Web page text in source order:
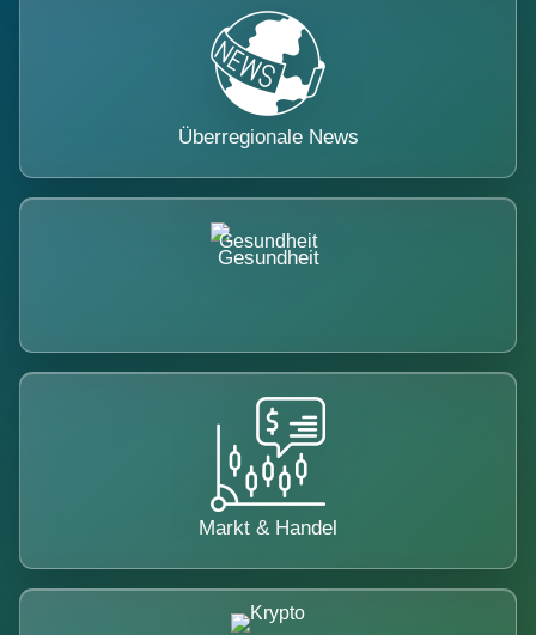
Überregionale News
Gesundheit
Markt & Handel